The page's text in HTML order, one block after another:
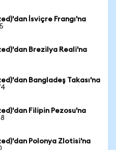
İsviçre Frangı'na
Brezilya Reali'na
Bangladeş Takası'na
Filipin Pezosu'na
Polonya Zlotisi'na